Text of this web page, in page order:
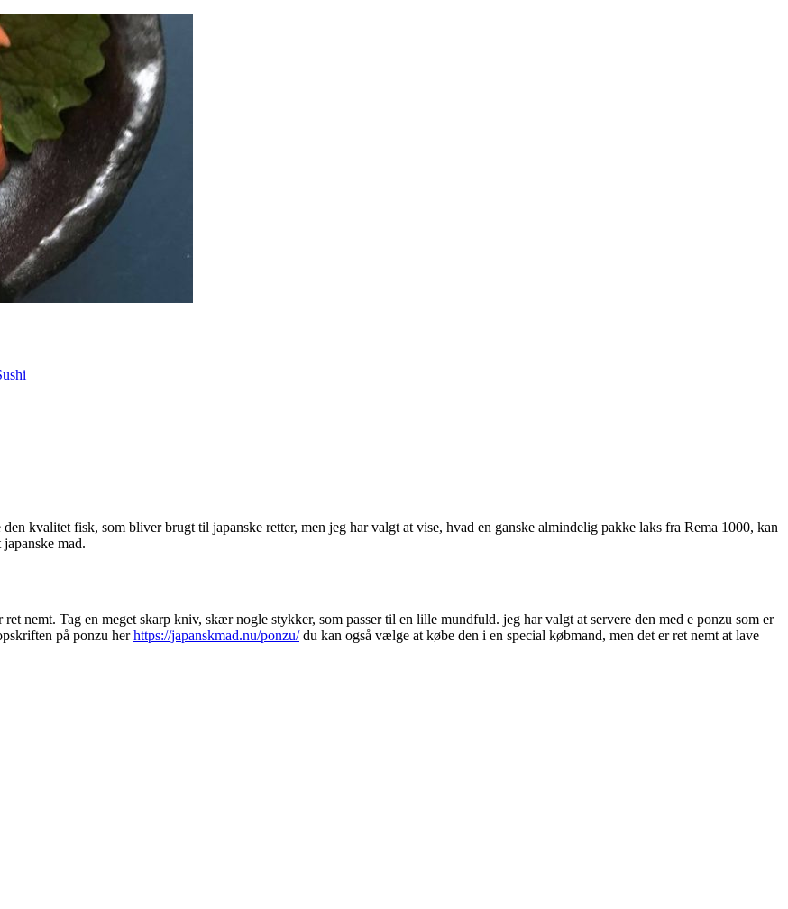
kvalitet fisk, som bliver brugt til japanske retter, men jeg har valgt at vise, hvad en ganske almindelig pakke laks fra Rema 1000, kan
mad.
nemt. Tag en meget skarp kniv, skær nogle stykker, som passer til en lille mundfuld. jeg har valgt at servere den med e ponzu som er
på ponzu herhttps://japanskmad.nu/ponzu/du kan også vælge at købe den i en special købmand, men det er ret nemt at lave